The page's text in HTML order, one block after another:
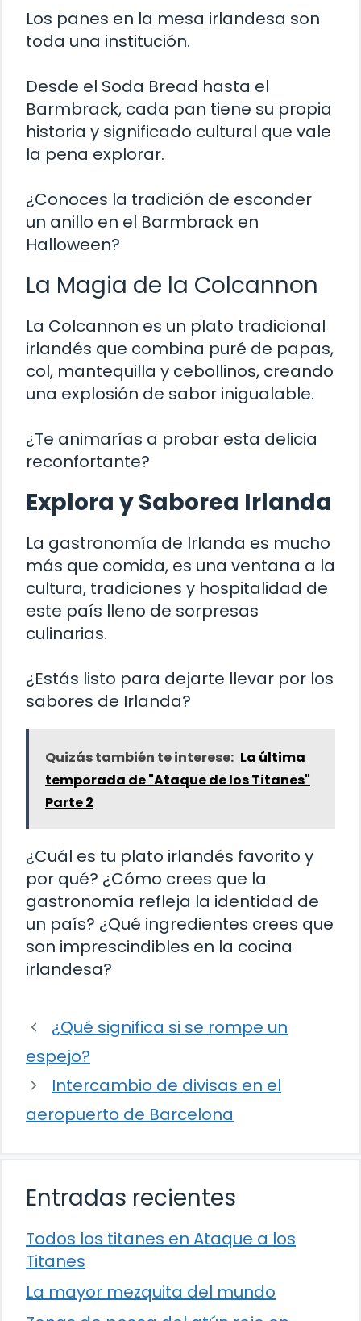
Los panes en la mesa irlandesa son
toda una institución.
Desde el Soda Bread hasta el
Barmbrack, cada pan tiene su propia
historia y significado cultural que vale
la pena explorar.
¿Conoces la tradición de esconder
un anillo en el Barmbrack en
Halloween?
La Magia de la Colcannon
La Colcannon es un plato tradicional
irlandés que combina puré de papas,
col, mantequilla y cebollinos, creando
una explosión de sabor inigualable.
¿Te animarías a probar esta delicia
reconfortante?
Explora y Saborea Irlanda
La gastronomía de Irlanda es mucho
más que comida, es una ventana a la
cultura, tradiciones y hospitalidad de
este país lleno de sorpresas
culinarias.
¿Estás listo para dejarte llevar por los
sabores de Irlanda?
Quizás también te interese: La última
temporada de "Ataque de los Titanes"
Parte 2
¿Cuál es tu plato irlandés favorito y
por qué? ¿Cómo crees que la
gastronomía refleja la identidad de
un país? ¿Qué ingredientes crees que
son imprescindibles en la cocina
irlandesa?
¿Qué significa si se rompe un
espejo?
Intercambio de divisas en el
aeropuerto de Barcelona
Entradas recientes
Todos los titanes en Ataque a los
Titanes
La mayor mezquita del mundo